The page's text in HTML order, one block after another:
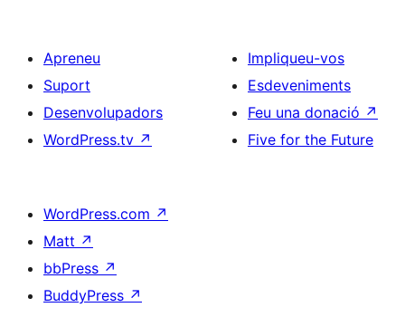
Apreneu
Suport
Desenvolupadors
WordPress.tv ↗
Impliqueu-vos
Esdeveniments
Feu una donació ↗
Five for the Future
WordPress.com ↗
Matt ↗
bbPress ↗
BuddyPress ↗